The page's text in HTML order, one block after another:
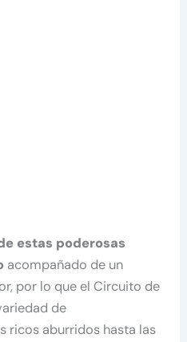
estas poderosas
acompañado de un
por lo que el Circuito de
de
ricos aburridos hasta las